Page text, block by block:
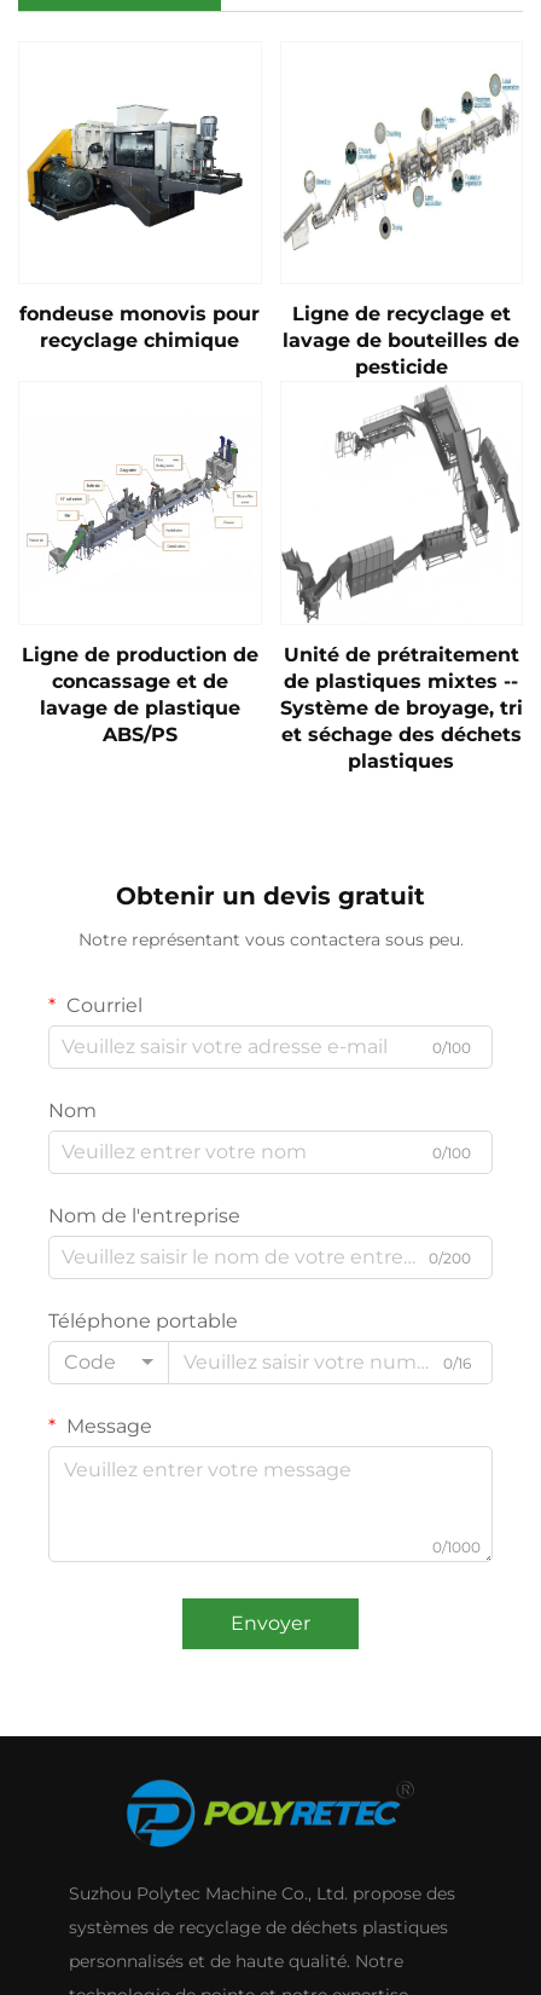
fondeuse monovis pour
recyclage chimique
Ligne de recyclage et
lavage de bouteilles de
pesticide
Ligne de production de
concassage et de
lavage de plastique
ABS/PS
Unité de prétraitement
de plastiques mixtes --
Système de broyage, tri
et séchage des déchets
plastiques
Obtenir un devis gratuit
Notre représentant vous contactera sous peu.
Courriel
0/100
Nom
0/100
Nom de l'entreprise
0/200
Téléphone portable
Code
0/16
Message
0/1000
Envoyer
Suzhou Polytec Machine Co., Ltd. propose des
systèmes de recyclage de déchets plastiques
personnalisés et de haute qualité. Notre